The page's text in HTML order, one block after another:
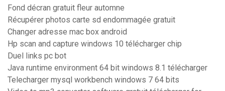
Fond décran gratuit fleur automne
Récupérer photos carte sd endommagée gratuit
Changer adresse mac box android
Hp scan and capture windows 10 télécharger chip
Duel links pc bot
Java runtime environment 64 bit windows 8.1 télécharger
Telecharger mysql workbench windows 7 64 bits